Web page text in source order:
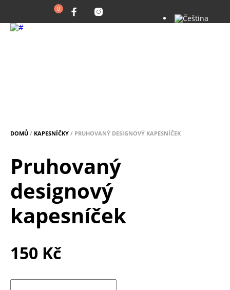
0
DOMŮ / KAPESNÍČKY / PRUHOVANÝ DESIGNOVÝ KAPESNÍČEK
Pruhovaný
designový
kapesníček
150 Kč